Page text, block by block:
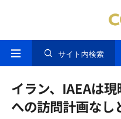
サイト内検索
イラン、IAEAは
への訪問計画なし